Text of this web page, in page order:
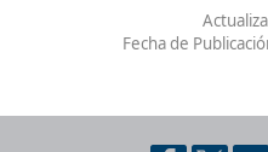
Fecha de